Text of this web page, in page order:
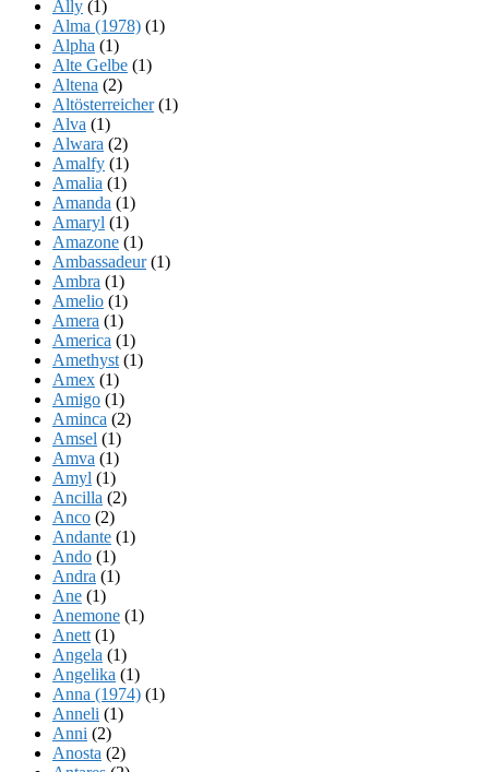
Ally (1)
Alma (1978) (1)
Alpha (1)
Alte Gelbe (1)
Altena (2)
Altösterreicher(1)
Alva (1)
Alwara (2)
Amalfy (1)
Amalia (1)
Amanda (1)
Amaryl (1)
Amazone (1)
Ambassadeur(1)
Ambra (1)
Amelio (1)
Amera (1)
America (1)
Amethyst (1)
Amex (1)
Amigo (1)
Aminca (2)
Amsel (1)
Amva (1)
Amyl (1)
Ancilla (2)
Anco (2)
Andante (1)
Ando (1)
Andra (1)
Ane (1)
Anemone (1)
Anett (1)
Angela (1)
Angelika (1)
Anna (1974) (1)
Anneli (1)
Anni (2)
Anosta (2)